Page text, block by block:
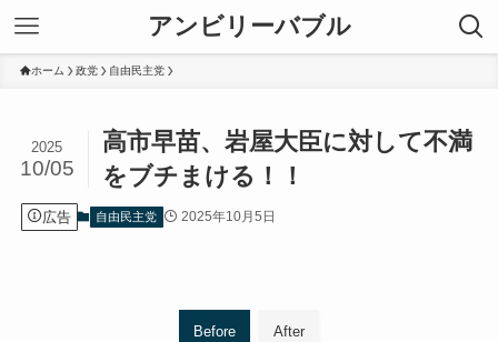
アンビリーバブル
ホーム 政党 自由民主党
高市早苗、岩屋大臣に対して不満
をブチまける！！
2025
10/05
広告 自由民主党 2025年10月5日
Before After